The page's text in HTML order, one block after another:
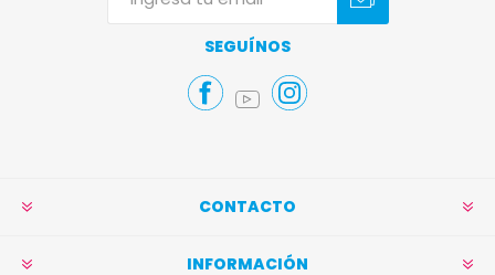
SEGUÍNOS
CONTACTO
INFORMACIÓN